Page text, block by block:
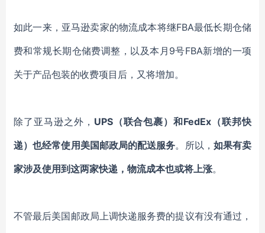
如此一来，亚马逊卖家的物流成本将继FBA最低长期仓储
费和常规长期仓储费调整，以及本月9号FBA新增的一项
关于产品包装的收费项目后，又将增加。
除了亚马逊之外， UPS（联合包裹）和FedEx（联邦快
递）也经常使用美国邮政局的配送服务。所以， 如果有卖
家涉及使用到这两家快递，物流成本也或将上涨。
不管最后美国邮政局上调快递服务费的提议有没有通过，